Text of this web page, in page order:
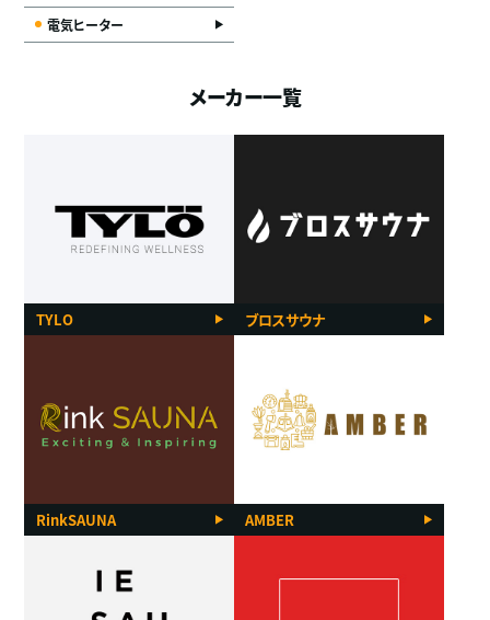
電気ヒーター
メーカー一覧
TYLO ブロスサウナ
RinkSAUNA AMBER